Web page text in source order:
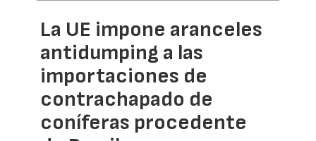
La UE impone aranceles
antidumping a las
importaciones de
contrachapado de
coníferas procedente